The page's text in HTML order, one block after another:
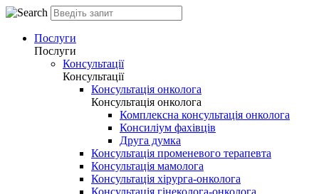
Послуги
Послуги
Консультації
Консультації
Консультація онколога
Консультація онколога
Комплексна консультація онколога
Консиліум фахівців
Друга думка
Консультація променевого терапевта
Консультація мамолога
Консультація хірурга-онколога
Консультація гінеколога-онколога